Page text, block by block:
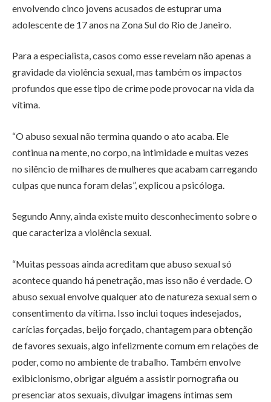
envolvendo cinco jovens acusados de estuprar uma
adolescente de 17 anos na Zona Sul do Rio de Janeiro.
Para a especialista, casos como esse revelam não apenas a
gravidade da violência sexual, mas também os impactos
profundos que esse tipo de crime pode provocar na vida da
vítima.
“O abuso sexual não termina quando o ato acaba. Ele
continua na mente, no corpo, na intimidade e muitas vezes
no silêncio de milhares de mulheres que acabam carregando
culpas que nunca foram delas”, explicou a psicóloga.
Segundo Anny, ainda existe muito desconhecimento sobre o
que caracteriza a violência sexual.
“Muitas pessoas ainda acreditam que abuso sexual só
acontece quando há penetração, mas isso não é verdade. O
abuso sexual envolve qualquer ato de natureza sexual sem o
consentimento da vítima. Isso inclui toques indesejados,
carícias forçadas, beijo forçado, chantagem para obtenção
de favores sexuais, algo infelizmente comum em relações de
poder, como no ambiente de trabalho. Também envolve
exibicionismo, obrigar alguém a assistir pornografia ou
presenciar atos sexuais, divulgar imagens íntimas sem